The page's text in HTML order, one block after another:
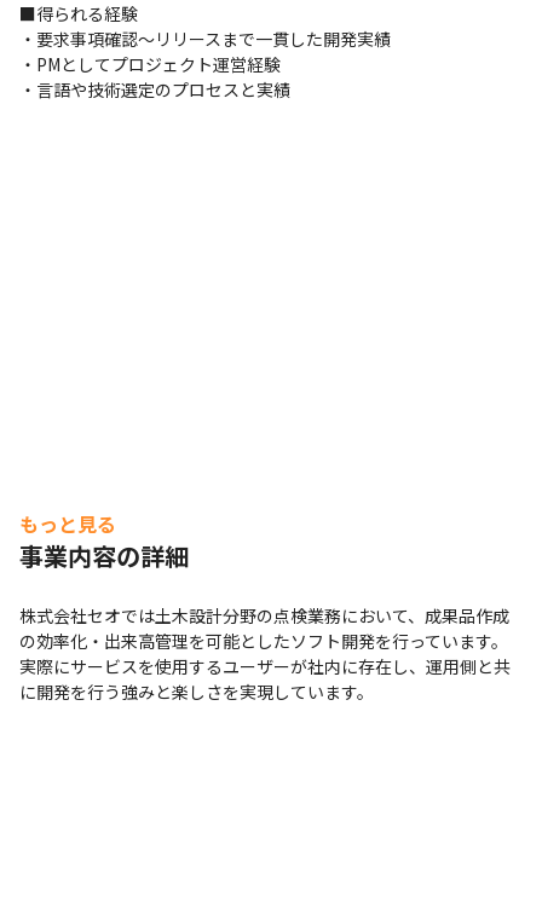
■得られる経験
・要求事項確認～リリースまで一貫した開発実績
・PMとしてプロジェクト運営経験
・言語や技術選定のプロセスと実績
もっと見る
事業内容の詳細
株式会社セオでは土木設計分野の点検業務において、成果品作成
の効率化・出来高管理を可能としたソフト開発を行っています。
実際にサービスを使用するユーザーが社内に存在し、運用側と共
に開発を行う強みと楽しさを実現しています。